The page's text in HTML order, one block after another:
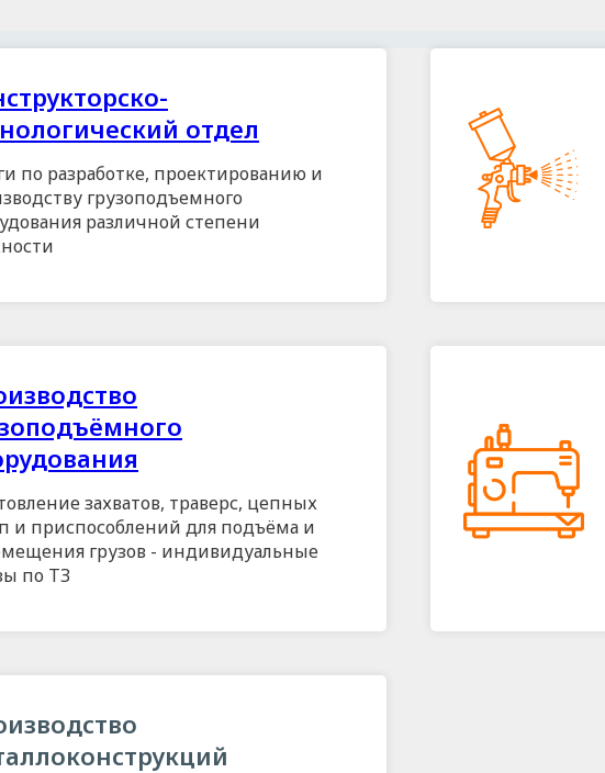
отдел
по разработке, проектированию и
грузоподъемного
различной степени
захватов, траверс, цепных
и приспособлений для подъёма и
грузов - индивидуальные
по ТЗ